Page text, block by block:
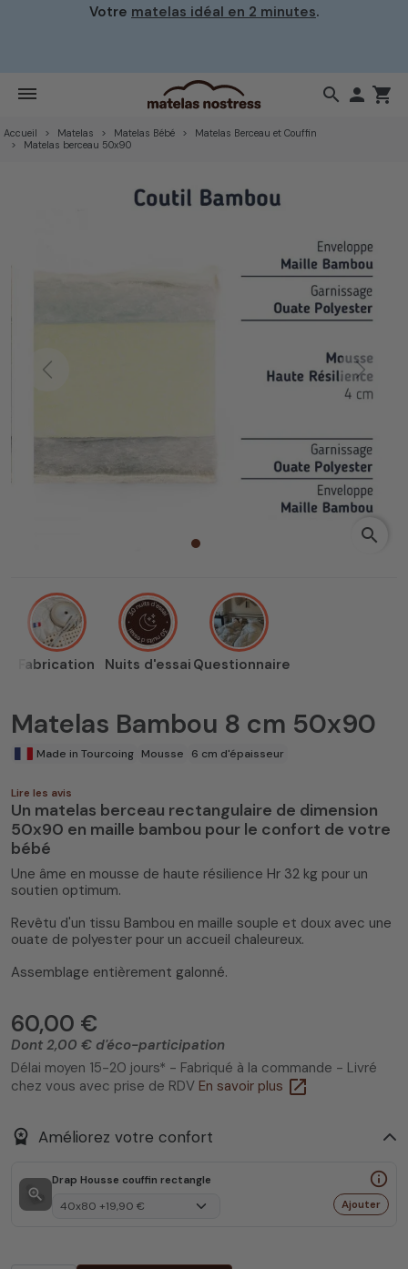
Votre matelas idéal en 2 minutes.
search  shopping_cart
Accueil Matelas Matelas Bébé
Matelas Berceau et Couffin
Matelas berceau 50x90
Previous Next
search
Fabrication Nuits d'essai Questionnaire
Matelas Bambou 8 cm 50x90
Made in Tourcoing Mousse 6 cm d'épaisseur
Lire les avis
Un matelas berceau rectangulaire de dimension
50x90 en maille bambou pour le confort de votre
bébé
Une âme en mousse de haute résilience Hr 32 kg pour un
soutien optimum.
Revêtu d'un tissu Bambou en maille souple et doux avec une
ouate de polyester pour un accueil chaleureux.
Assemblage entièrement galonné.
60,00 €
Dont 2,00 € d'éco-participation
Délai moyen 15-20 jours* - Fabriqué à la commande - Livré
chez vous avec prise de RDV En savoir plus open_in_new
workspace_premium Améliorez votre confort
zoom_in
Drap Housse couffin rectangle info_outline
Ajouter